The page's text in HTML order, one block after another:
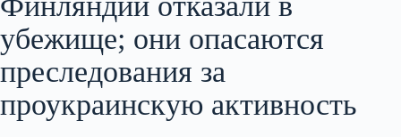
убежище; они опасаются
преследования за
проукраинскую активность